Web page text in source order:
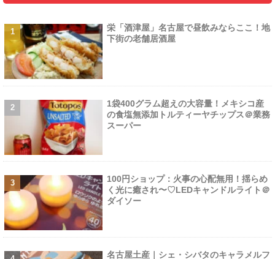
栄「酒津屋」名古屋で昼飲みならここ！地
下街の老舗居酒屋
1袋400グラム超えの大容量！メキシコ産
の食塩無添加トルティーヤチップス＠業務
スーパー
100円ショップ：火事の心配無用！揺らめ
く光に癒され〜♡LEDキャンドルライト＠
ダイソー
名古屋土産｜シェ・シバタのキャラメルフ